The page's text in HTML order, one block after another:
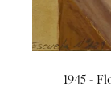
1945 -